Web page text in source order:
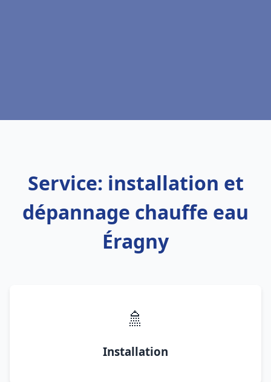
Service: installation et
dépannage chauffe eau
Éragny
🚿
Installation